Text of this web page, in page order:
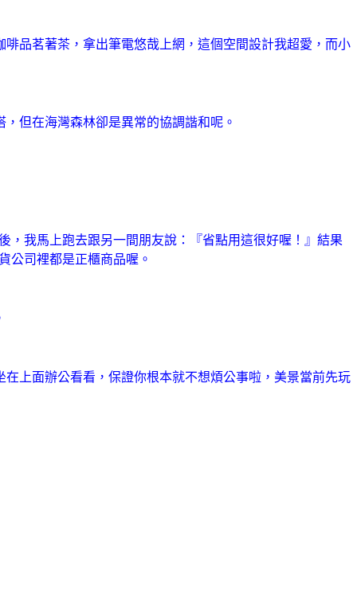
品茗著茶，拿出筆電悠哉上網，這個空間設計我超愛，而小
但在海灣森林卻是異常的協調諧和呢。
，我馬上跑去跟另一間朋友說：『省點用這很好喔！』結果
公司裡都是正櫃商品喔。
上面辦公看看，保證你根本就不想煩公事啦，美景當前先玩